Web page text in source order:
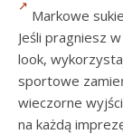
Markowe
Jeśli pragniesz
look,
sportowe
wieczorne
na każdą